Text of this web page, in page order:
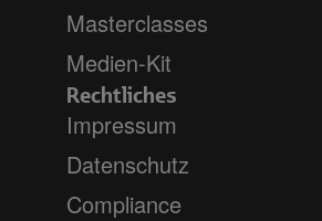
Masterclasses
Medien-Kit
Rechtliches
Impressum
Datenschutz
Compliance